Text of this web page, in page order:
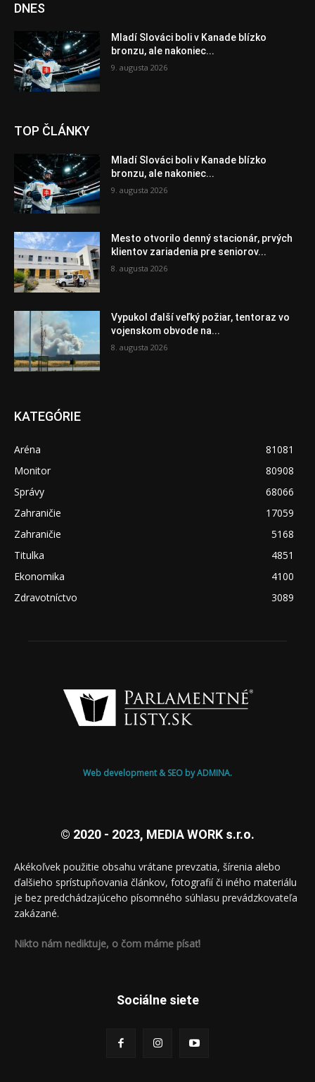
DNES
Mladí Slováci boli v Kanade blízko
bronzu, ale nakoniec...
9. augusta 2026
TOP ČLÁNKY
Mladí Slováci boli v Kanade blízko
bronzu, ale nakoniec...
9. augusta 2026
Mesto otvorilo denný stacionár, prvých
klientov zariadenia pre seniorov...
8. augusta 2026
Vypukol ďalší veľký požiar, tentoraz vo
vojenskom obvode na...
8. augusta 2026
KATEGÓRIE
Aréna
81081
Monitor
80908
Správy
68066
Zahraničie
17059
Zahraničie
5168
Titulka
4851
Ekonomika
4100
Zdravotníctvo
3089
Web development & SEO by ADMINA.
© 2020 - 2023, MEDIA WORK s.r.o.
Akékoľvek použitie obsahu vrátane prevzatia, šírenia alebo
ďalšieho sprístupňovania článkov, fotografií či iného materiálu
je bez predchádzajúceho písomného súhlasu prevádzkovateľa
zakázané.
Nikto nám nediktuje, o čom máme písať!
Sociálne siete